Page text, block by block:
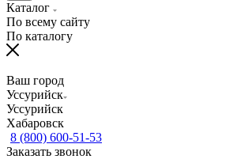
Каталог
По всему сайту
По каталогу
Ваш город
Уссурийск
Уссурийск
Хабаровск
8 (800) 600-51-53
Заказать звонок